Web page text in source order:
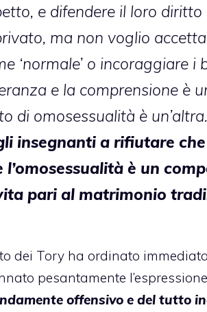
e difendere il loro
ma non voglio
‘normale’ o incoraggiare
e la comprensione è
di omosessualità è un’altra.
insegnanti a rifiutare
l’omosessualità è un
pari al matrimonio
dei Tory ha ordinato
pesantamente
offensivo e del tutto